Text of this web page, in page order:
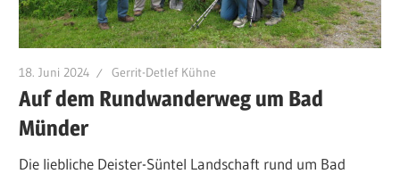
18. Juni 2024 Gerrit-Detlef Kühne
Auf dem Rundwanderweg um Bad
Münder
Die liebliche Deister-Süntel Landschaft rund um Bad